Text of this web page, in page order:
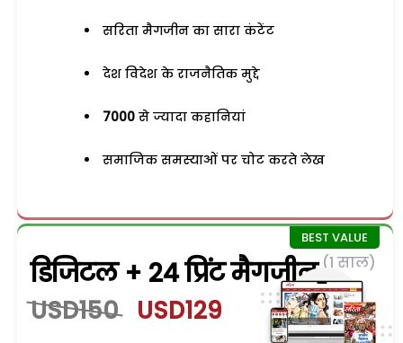
सरिता मैगजीन का सारा कंटेंट
देश विदेश के राजनैतिक मुद्दे
7000 से ज्यादा कहानियां
समाजिक समस्याओं पर चोट करते लेख
डिजिटल + 24 प्रिंट मैगजीन (1 साल)
USD150 USD129